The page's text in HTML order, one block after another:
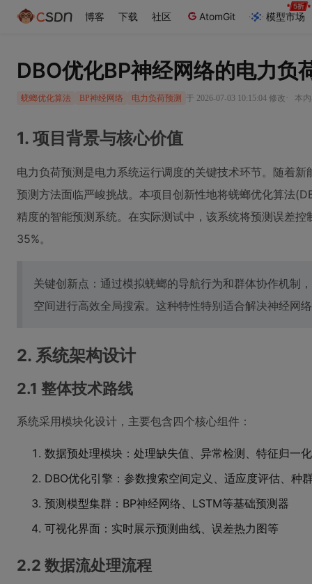
博客 下载 社区 AtomGit 模型市场
DBO优化BP神经网络的电力负
蜣螂优化算法 BP神经网络 电力负荷预测 于 2026-07-03 10:15:04 修改 · 本
1. 项目背景与核心价值
电力负荷预测是电力系统运行调度的关键技术环节。随着
预测方法面临严峻挑战。本项目创新性地将蜣螂优化算法
精度的智能预测系统。在实际测试中，该系统将预测误差
35%。
关键创新点：通过模拟蜣螂的导航行为和群体协作机制
空间进行高效全局搜索。这种特性特别适合解决神经网
2. 系统架构设计
2.1 整体技术路线
系统采用模块化设计，主要包含四个核心组件：
数据预处理模块：处理缺失值、异常检测、特征归一化
DBO优化引擎：参数搜索空间定义、适应度评估、种
预测模型集群：BP神经网络、LSTM等基础预测器
可视化界面：实时展示预测曲线、误差热力图等
2.2 数据流处理流程